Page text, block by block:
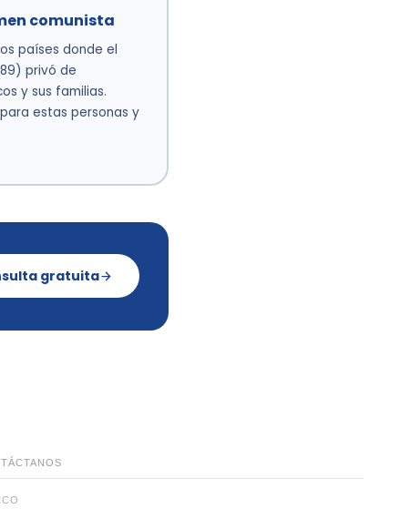
comunista
países donde el
privó de
y sus familias.
estas personas y
gratuita